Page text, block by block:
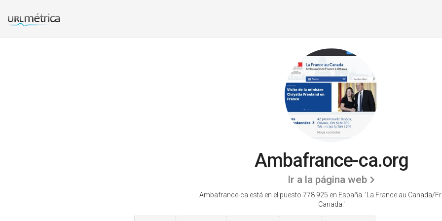
Ambafrance-ca.org
Ir a la página web
Ambafrance-ca está en el puesto 778.925 en España. 'La France au Canada/
Canada.'